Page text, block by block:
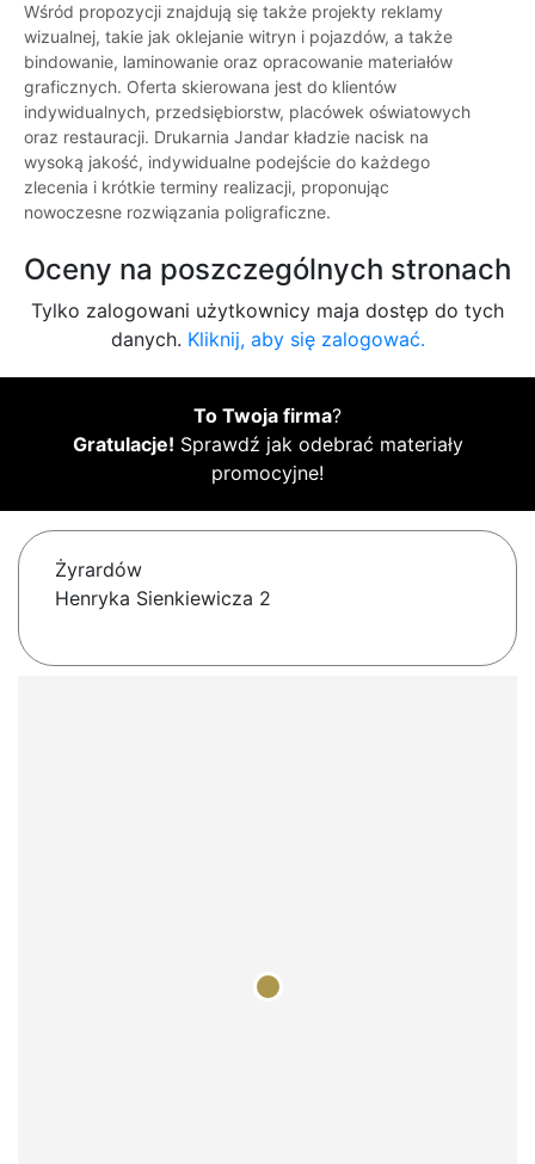
Wśród propozycji znajdują się także projekty reklamy
wizualnej, takie jak oklejanie witryn i pojazdów, a także
bindowanie, laminowanie oraz opracowanie materiałów
graficznych. Oferta skierowana jest do klientów
indywidualnych, przedsiębiorstw, placówek oświatowych
oraz restauracji. Drukarnia Jandar kładzie nacisk na
wysoką jakość, indywidualne podejście do każdego
zlecenia i krótkie terminy realizacji, proponując
nowoczesne rozwiązania poligraficzne.
Oceny na poszczególnych stronach
Tylko zalogowani użytkownicy maja dostęp do tych
danych. Kliknij, aby się zalogować.
To Twoja firma?
Gratulacje! Sprawdź jak odebrać materiały
promocyjne!
Żyrardów
Henryka Sienkiewicza 2